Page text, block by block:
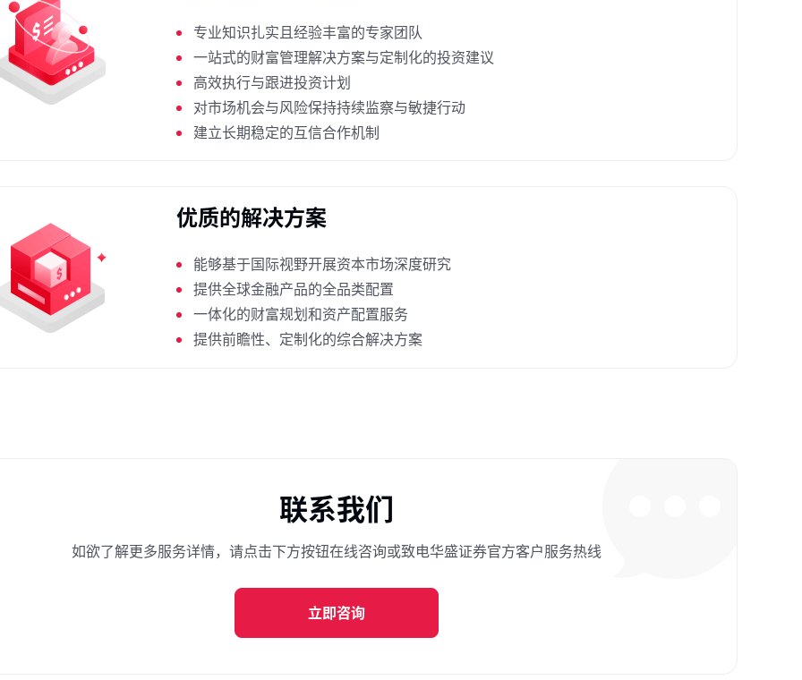
专业知识扎实且经验丰富的专家团队
一站式的财富管理解决方案与定制化的投资建议
高效执行与跟进投资计划
对市场机会与风险保持持续监察与敏捷行动
建立长期稳定的互信合作机制
优质的解决方案
能够基于国际视野开展资本市场深度研究
提供全球金融产品的全品类配置
一体化的财富规划和资产配置服务
提供前瞻性、定制化的综合解决方案
联系我们
如欲了解更多服务详情，请点击下方按钮在线咨询或致电华盛证券官方客户服务热线
立即咨询